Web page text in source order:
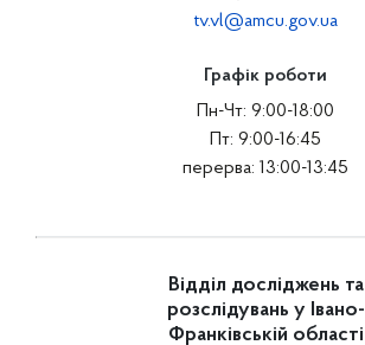
tv.vl@amcu.gov.ua
Графік роботи
Пн-Чт: 9:00-18:00
Пт: 9:00-16:45
перерва: 13:00-13:45
Відділ досліджень та
розслідувань у Івано-
Франківській області